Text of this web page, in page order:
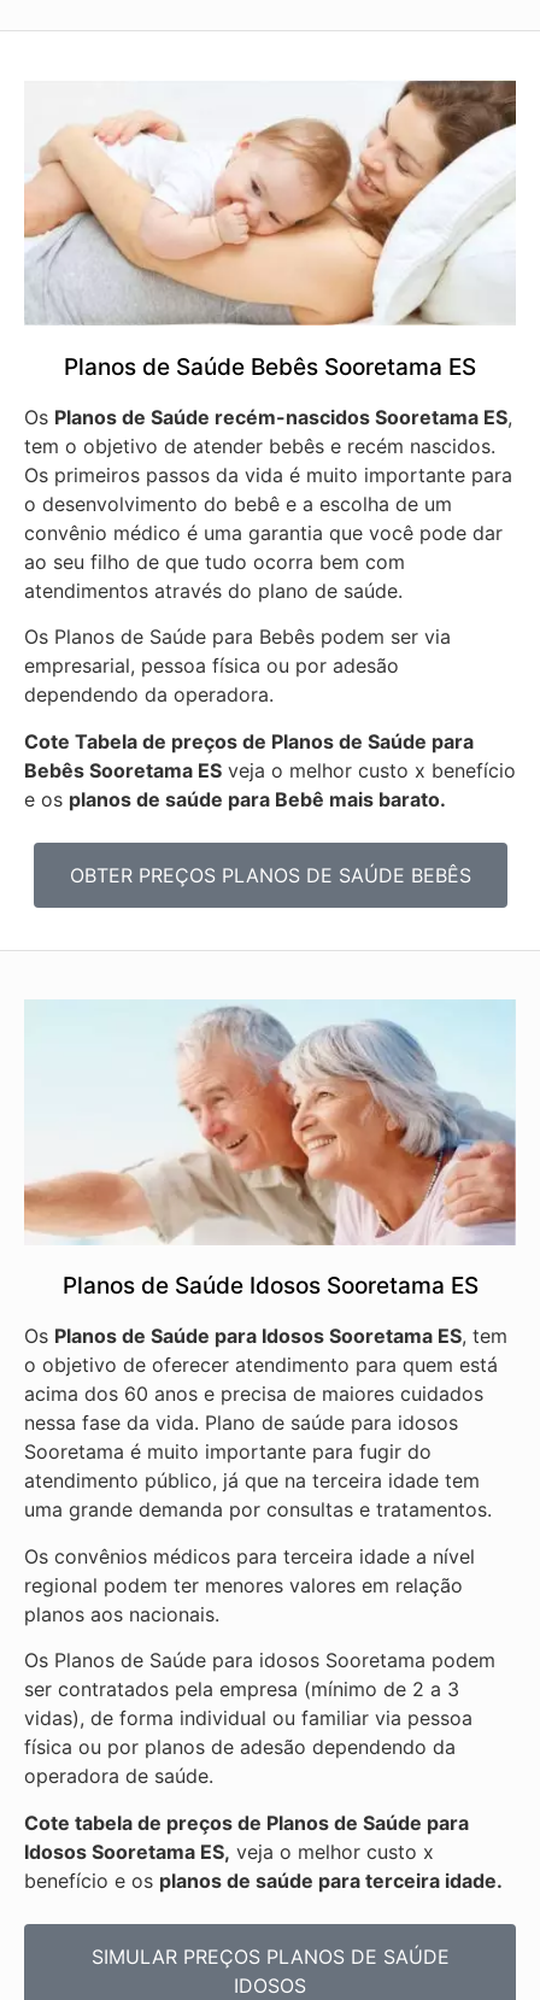
Planos de Saúde Bebês Sooretama ES
Os Planos de Saúde recém-nascidos Sooretama ES,
tem o objetivo de atender bebês e recém nascidos.
Os primeiros passos da vida é muito importante para
o desenvolvimento do bebê e a escolha de um
convênio médico é uma garantia que você pode dar
ao seu filho de que tudo ocorra bem com
atendimentos através do plano de saúde.
Os Planos de Saúde para Bebês podem ser via
empresarial, pessoa física ou por adesão
dependendo da operadora.
Cote Tabela de preços de Planos de Saúde para
Bebês Sooretama ES veja o melhor custo x benefício
e os planos de saúde para Bebê mais barato.
OBTER PREÇOS PLANOS DE SAÚDE BEBÊS
Planos de Saúde Idosos Sooretama ES
Os Planos de Saúde para Idosos Sooretama ES, tem
o objetivo de oferecer atendimento para quem está
acima dos 60 anos e precisa de maiores cuidados
nessa fase da vida. Plano de saúde para idosos
Sooretama é muito importante para fugir do
atendimento público, já que na terceira idade tem
uma grande demanda por consultas e tratamentos.
Os convênios médicos para terceira idade a nível
regional podem ter menores valores em relação
planos aos nacionais.
Os Planos de Saúde para idosos Sooretama podem
ser contratados pela empresa (mínimo de 2 a 3
vidas), de forma individual ou familiar via pessoa
física ou por planos de adesão dependendo da
operadora de saúde.
Cote tabela de preços de Planos de Saúde para
Idosos Sooretama ES, veja o melhor custo x
benefício e os planos de saúde para terceira idade.
SIMULAR PREÇOS PLANOS DE SAÚDE
IDOSOS